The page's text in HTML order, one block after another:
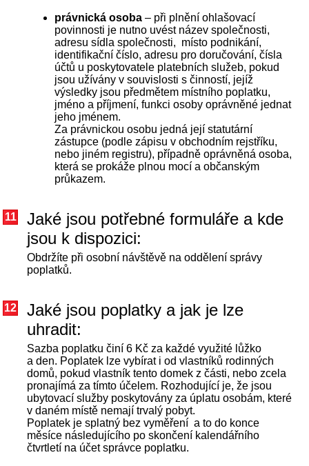
právnická osoba – při plnění ohlašovací
povinnosti je nutno uvést název společnosti,
adresu sídla společnosti, místo podnikání,
identifikační číslo, adresu pro doručování, čísla
účtů u poskytovatele platebních služeb, pokud
jsou užívány v souvislosti s činností, jejíž
výsledky jsou předmětem místního poplatku,
jméno a příjmení, funkci osoby oprávněné jednat
jeho jménem.
Za právnickou osobu jedná její statutární
zástupce (podle zápisu v obchodním rejstříku,
nebo jiném registru), případně oprávněná osoba,
která se prokáže plnou mocí a občanským
průkazem.
11
Jaké jsou potřebné formuláře a kde
jsou k dispozici:
Obdržíte při osobní návštěvě na oddělení správy
poplatků.
12
Jaké jsou poplatky a jak je lze
uhradit:
Sazba poplatku činí 6 Kč za každé využité lůžko
a den. Poplatek lze vybírat i od vlastníků rodinných
domů, pokud vlastník tento domek z části, nebo zcela
pronajímá za tímto účelem. Rozhodující je, že jsou
ubytovací služby poskytovány za úplatu osobám, které
v daném místě nemají trvalý pobyt.
Poplatek je splatný bez vyměření a to do konce
měsíce následujícího po skončení kalendářního
čtvrtletí na účet správce poplatku.